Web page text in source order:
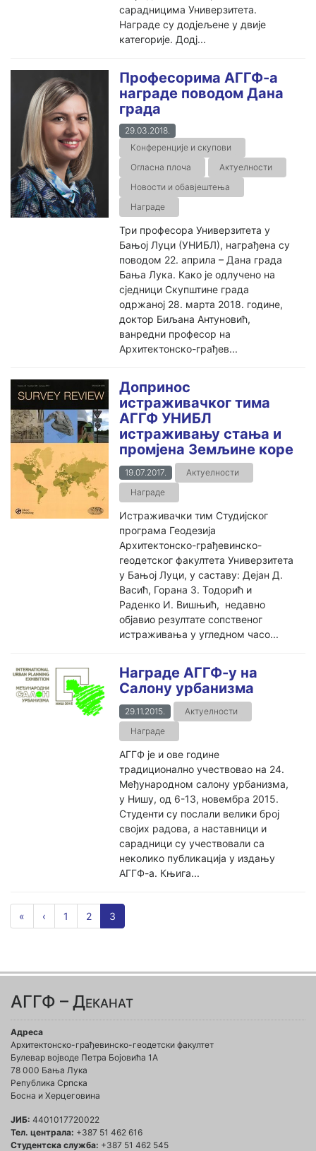
сарадницима Универзитета.
Награде су додјељене у двије
категорије. Додј...
Професорима АГГФ-а
награде поводом Дана
града
29.03.2018.
Конференције и скупови
Огласна плоча
Актуелности
Новости и обавјештења
Награде
Три професора Универзитета у
Бањој Луци (УНИБЛ), награђена су
поводом 22. априла – Дана града
Бања Лука. Како је одлучено на
сједници Скупштине града
одржаној 28. марта 2018. године,
доктор Биљана Антуновић,
ванредни професор на
Архитектонско-грађев...
Допринос
истраживачког тима
АГГФ УНИБЛ
истраживању стања и
промјена Земљине коре
19.07.2017.
Актуелности
Награде
Истраживачки тим Студијског
програма Геодезија
Архитектонско-грађевинско-
геодетског факултета Универзитета
у Бањој Луци, у саставу: Дејан Д.
Васић, Горана З. Тодорић и
Раденко И. Вишњић, недавно
објавио резултате сопственог
истраживања у угледном часо...
Награде АГГФ-у на
Салону урбанизма
29.11.2015.
Актуелности
Награде
АГГФ је и ове године
традиционално учествовао на 24.
Међународном салону урбанизма,
у Нишу, од 6-13, новембра 2015.
Студенти су послали велики број
својих радова, а наставници и
сарадници су учествовали са
неколико публикација у издању
АГГФ-а. Књига...
« ‹ 1 2 3
АГГФ – Деканат
Адреса
Архитектонско-грађевинско-геодетски факултет
Булевар војводе Петра Бојовића 1A
78 000 Бања Лука
Република Српска
Босна и Херцеговина
ЈИБ: 4401017720022
Тел. централа: +387 51 462 616
Студентска служба: +387 51 462 545